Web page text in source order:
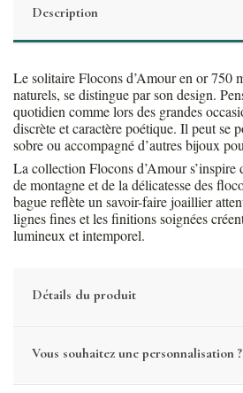
Description
Le solitaire Flocons d’Amour en or 750
naturels, se distingue par son design.
quotidien comme lors des grandes
discrète et caractère poétique. Il peut se
sobre ou accompagné d’autres bijoux
La collection Flocons d’Amour s’inspire
de montagne et de la délicatesse des
bague reflète un savoir-faire joaillier
lignes fines et les finitions soignées
lumineux et intemporel.
Détails du produit
Vous souhaitez une personnalisation ?